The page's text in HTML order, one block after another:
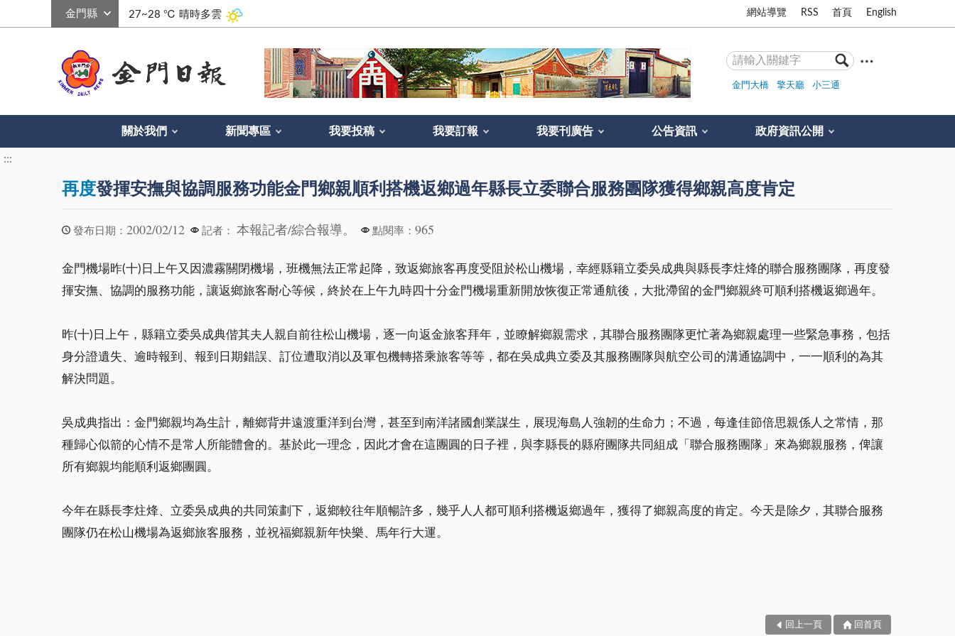
27~28 ℃ 晴時多雲 網站導覽 RSS 首頁 English
金門大橋 擎天廳 小三通
關於我們 新聞專區 我要投稿 我要訂報 我要刊廣告 公告資訊 政府資訊公開
:::
再度發揮安撫與協調服務功能金門鄉親順利搭機返鄉過年縣長立委聯合服務團隊獲得鄉親高度肯定
發布日期： 2002/02/12 記者： 本報記者/綜合報導。 點閱率： 965
金門機場昨(十)日上午又因濃霧關閉機場，班機無法正常起降，致返鄉旅客再度受阻於松山機場，幸經縣籍立委吳成典與縣長李炷烽的聯合服務團隊，再度發
揮安撫、協調的服務功能，讓返鄉旅客耐心等候，終於在上午九時四十分金門機場重新開放恢復正常通航後，大批滯留的金門鄉親終可順利搭機返鄉過年。
昨(十)日上午，縣籍立委吳成典偕其夫人親自前往松山機場，逐一向返金旅客拜年，並瞭解鄉親需求，其聯合服務團隊更忙著為鄉親處理一些緊急事務，包括
身分證遺失、逾時報到、報到日期錯誤、訂位遭取消以及軍包機轉搭乘旅客等等，都在吳成典立委及其服務團隊與航空公司的溝通協調中，一一順利的為其
解決問題。
吳成典指出：金門鄉親均為生計，離鄉背井遠渡重洋到台灣，甚至到南洋諸國創業謀生，展現海島人強韌的生命力；不過，每逢佳節倍思親係人之常情，那
種歸心似箭的心情不是常人所能體會的。基於此一理念，因此才會在這團圓的日子裡，與李縣長的縣府團隊共同組成「聯合服務團隊」來為鄉親服務，俾讓
所有鄉親均能順利返鄉團圓。
今年在縣長李炷烽、立委吳成典的共同策劃下，返鄉較往年順暢許多，幾乎人人都可順利搭機返鄉過年，獲得了鄉親高度的肯定。今天是除夕，其聯合服務
團隊仍在松山機場為返鄉旅客服務，並祝福鄉親新年快樂、馬年行大運。
回上一頁 回首頁